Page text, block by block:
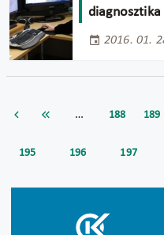
2016. 01.
… 188 189
195 196 197